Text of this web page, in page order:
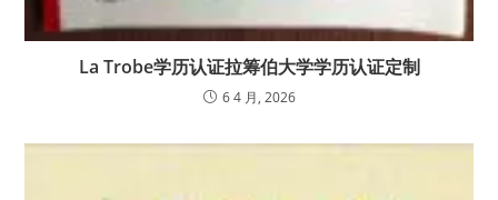
La Trobe学历认证拉筹伯大学学历认证定制
6 4 月, 2026